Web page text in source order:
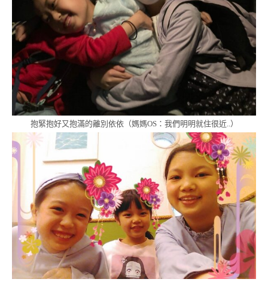
抱緊抱好又抱滿的離別依依（媽媽OS：我們明明就住很近..）